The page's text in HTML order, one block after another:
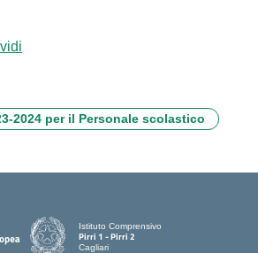
2024 per il Personale scolastico
Istituto Comprensivo
Pirri 1 - Pirri 2
Cagliari